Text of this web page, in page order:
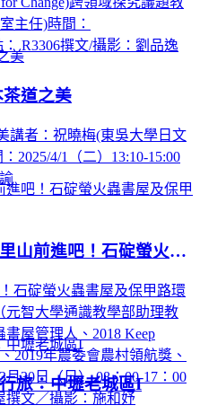
主任)時間：
： R3306撰文/攝影：劉品逸
道之美
講者：祝曉梅(東吳大學日文
2025/4/1（二）13:10-15:00
螢火蟲書屋及保甲路環境整理活動
石碇螢火蟲書屋及保甲路環
智大學通識教學部助理教
屋管理人、2018 Keep
2019年農委會農村領航獎、
30日（日） 08：00-17：00
撰文／攝影：施和妤
旅：中壢老城區I